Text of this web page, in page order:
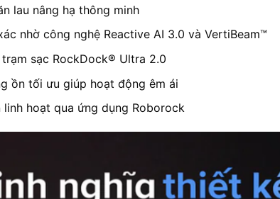
lau nâng hạ thông minh
nhờ công nghệ Reactive AI 3.0 và VertiBeam™
sạc RockDock® Ultra 2.0
ồn tối ưu giúp hoạt động êm ái
linh hoạt qua ứng dụng Roborock